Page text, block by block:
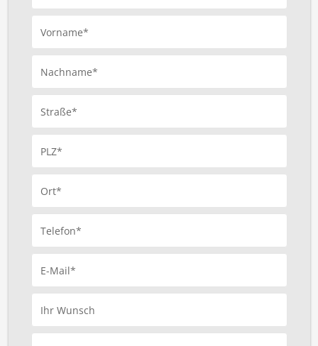
Vorname*
Nachname*
Straße*
PLZ*
Ort*
Telefon*
E-Mail*
Ihr Wunsch